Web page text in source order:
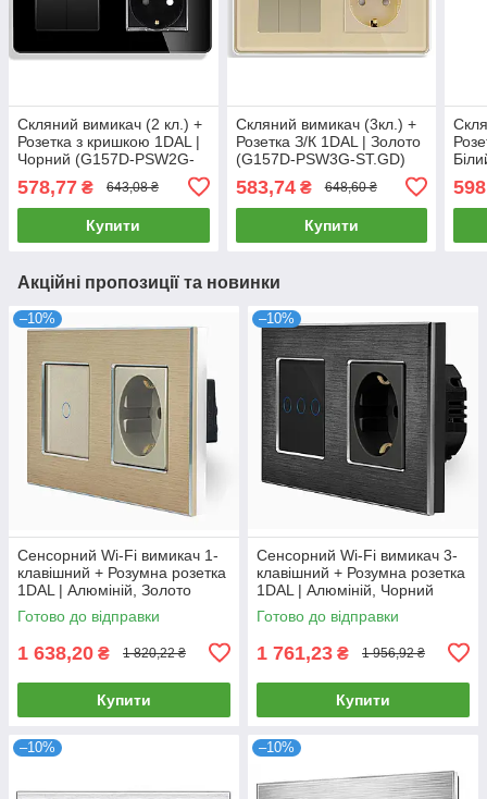
Скляний вимикач (2 кл.) +
Розетка з кришкою 1DAL |
Чорний (G157D-PSW2G-
578,77 ₴ 643,08 ₴
Купити
Скляний вимикач (3кл.) +
Розетка З/К 1DAL | Золото
(G157D-PSW3G-ST.GD)
583,74₴ 648,60 ₴
Купити
Акційні пропозиції та новинки
–10%
Сенсорний Wi-Fi вимикач 1-
клавішний + Розумна розетка
1DAL | Алюміній, Золото
(A157-GSW1G.WF-ST.WF.GD)
Готово до відправки
1 638,20 ₴ 1 820,22 ₴
Купити
–10%
Сенсорний Wi-Fi вимикач 3-
клавішний + Розумна розетка
1DAL | Алюміній, Чорний
(A157-GSW3G.WF-ST.WF.BL)
Готово до відправки
1 761,23 ₴ 1 956,92 ₴
Купити
–10% –10%